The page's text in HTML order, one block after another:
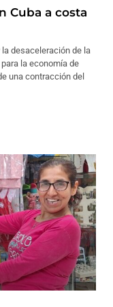
Cuba a costa
desaceleración de la
la economía de
una contracción del